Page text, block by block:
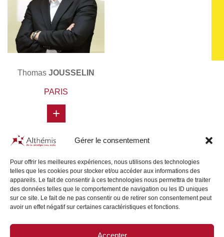
Gérer le consentement
Pour offrir les meilleures expériences, nous utilisons des technologies
telles que les cookies pour stocker et/ou accéder aux informations des
appareils. Le fait de consentir à ces technologies nous permettra de traiter
des données telles que le comportement de navigation ou les ID uniques
sur ce site. Le fait de ne pas consentir ou de retirer son consentement peut
avoir un effet négatif sur certaines caractéristiques et fonctions.
Accepter
Thomas JOUSSELIN
PARIS
+